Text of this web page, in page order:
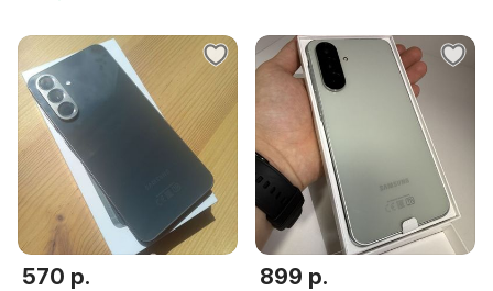
570 р. 899 р.